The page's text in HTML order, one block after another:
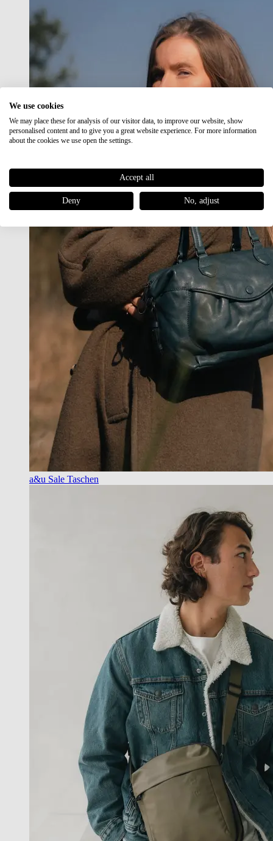
a&u Sale Taschen
We use cookies
We may place these for analysis of our visitor data, to improve our website, show
personalised content and to give you a great website experience. For more information
about the cookies we use open the settings.
Accept all
Deny No, adjust